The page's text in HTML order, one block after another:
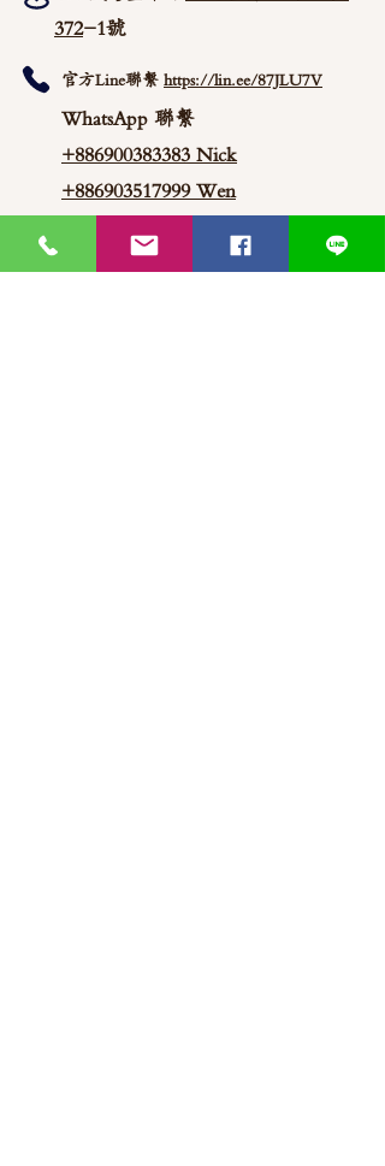
372-1號
官方Line聯繫 https://lin.ee/87JLU7V
WhatsApp 聯繫
+886900383383 Nick
+886903517999 Wen
thaimitli5039@icloud.com